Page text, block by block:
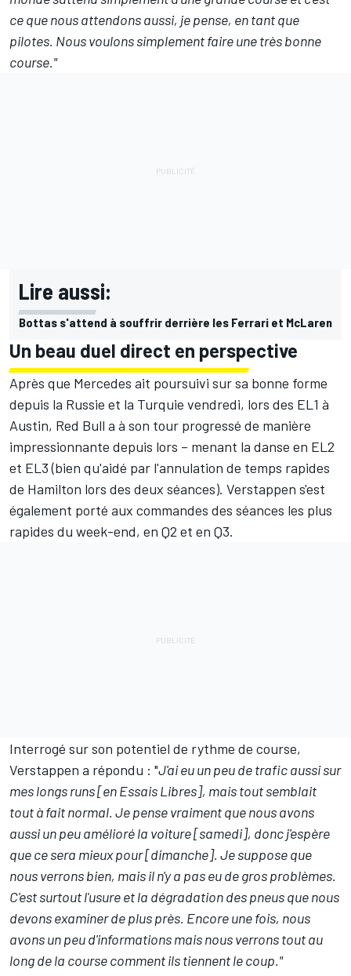
ce que nous attendons aussi, je pense, en tant que
pilotes. Nous voulons simplement faire une très bonne
course."
Lire aussi:
Bottas s'attend à souffrir derrière les Ferrari et McLaren
Un beau duel direct en perspective
Après que Mercedes ait poursuivi sur sa bonne forme
depuis la Russie et la Turquie vendredi, lors des EL1 à
Austin, Red Bull a à son tour progressé de manière
impressionnante depuis lors – menant la danse en EL2
et EL3 (bien qu'aidé par l'annulation de temps rapides
de Hamilton lors des deux séances). Verstappen s'est
également porté aux commandes des séances les plus
rapides du week-end, en Q2 et en Q3.
Interrogé sur son potentiel de rythme de course,
Verstappen a répondu : "J'ai eu un peu de trafic aussi sur
mes longs runs [en Essais Libres], mais tout semblait
tout à fait normal. Je pense vraiment que nous avons
aussi un peu amélioré la voiture [samedi], donc j'espère
que ce sera mieux pour [dimanche]. Je suppose que
nous verrons bien, mais il n'y a pas eu de gros problèmes.
C'est surtout l'usure et la dégradation des pneus que nous
devons examiner de plus près. Encore une fois, nous
avons un peu d'informations mais nous verrons tout au
long de la course comment ils tiennent le coup."